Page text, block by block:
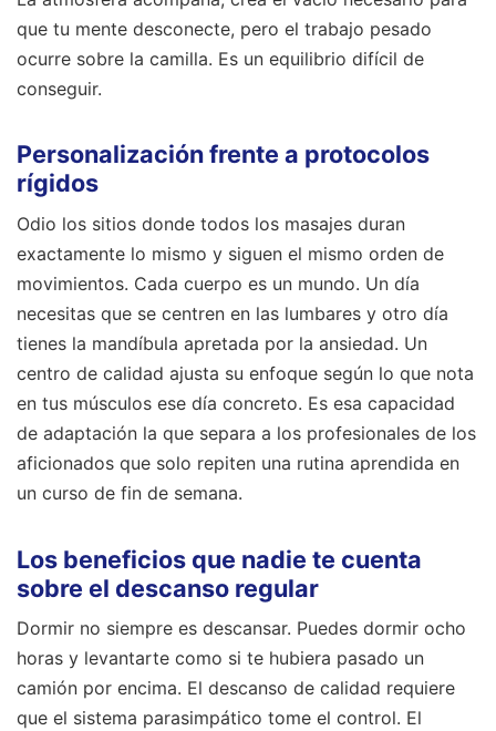
que tu mente desconecte, pero el trabajo pesado
ocurre sobre la camilla. Es un equilibrio difícil de
conseguir.
Personalización frente a protocolos
rígidos
Odio los sitios donde todos los masajes duran
exactamente lo mismo y siguen el mismo orden de
movimientos. Cada cuerpo es un mundo. Un día
necesitas que se centren en las lumbares y otro día
tienes la mandíbula apretada por la ansiedad. Un
centro de calidad ajusta su enfoque según lo que nota
en tus músculos ese día concreto. Es esa capacidad
de adaptación la que separa a los profesionales de los
aficionados que solo repiten una rutina aprendida en
un curso de fin de semana.
Los beneficios que nadie te cuenta
sobre el descanso regular
Dormir no siempre es descansar. Puedes dormir ocho
horas y levantarte como si te hubiera pasado un
camión por encima. El descanso de calidad requiere
que el sistema parasimpático tome el control. El